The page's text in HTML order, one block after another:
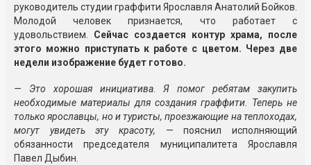
руководитель студии граффити Ярославля Анатолий Бойков.
Молодой человек признается, что работает с
удовольствием. Сейчас создается контур храма, после
этого можно приступать к работе с цветом. Через две
недели изображение будет готово.
— Это хорошая инициатива. Я помог ребятам закупить
необходимые материалы для создания граффити. Теперь не
только ярославцы, но и туристы, проезжающие на теплоходах,
могут увидеть эту красоту, — пояснил исполняющий
обязанности председателя муниципалитета Ярославля
Павел Дыбин.